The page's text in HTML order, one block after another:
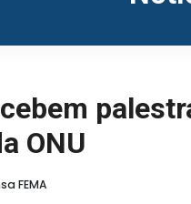
ONU
FEMA